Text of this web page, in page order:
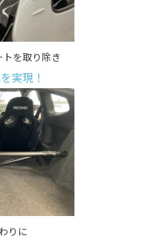
を取り除き
実現！
りに